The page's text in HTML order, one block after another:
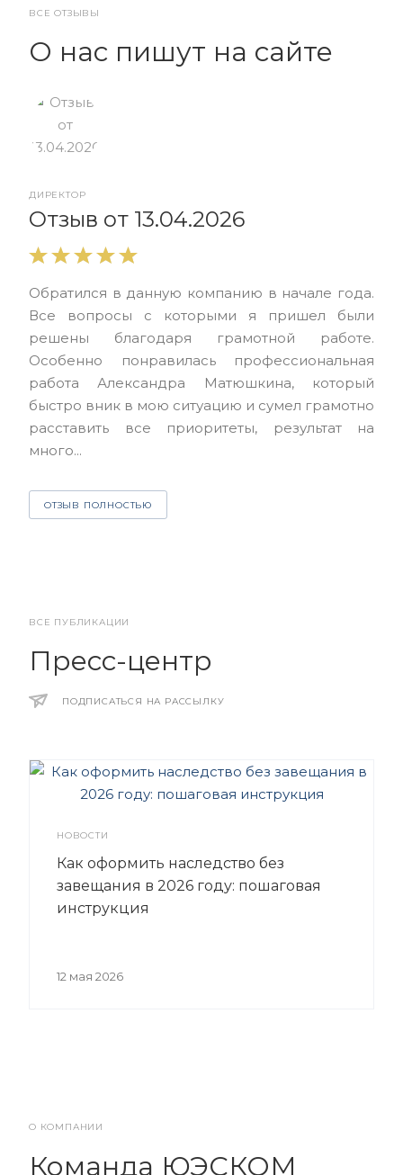
ВСЕ ОТЗЫВЫ
О нас пишут на сайте
ДИРЕКТОР
Отзыв от 13.04.2026
Обратился в данную компанию в начале года.
Все вопросы с которыми я пришел были
решены благодаря грамотной работе.
Особенно понравилась профессиональная
работа Александра Матюшкина, который
быстро вник в мою ситуацию и сумел грамотно
расставить все приоритеты, результат на
много...
ОТЗЫВ ПОЛНОСТЬЮ
ВСЕ ПУБЛИКАЦИИ
Пресс-центр
ПОДПИСАТЬСЯ НА РАССЫЛКУ
НОВОСТИ
Как оформить наследство без
завещания в 2026 году: пошаговая
инструкция
12 мая 2026
О КОМПАНИИ
Команда ЮЭСКОМ